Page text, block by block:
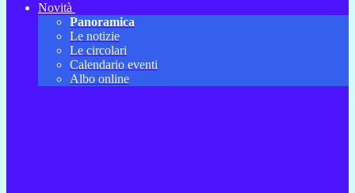
Novità
Panoramica
Le notizie
Le circolari
Calendario eventi
Albo online